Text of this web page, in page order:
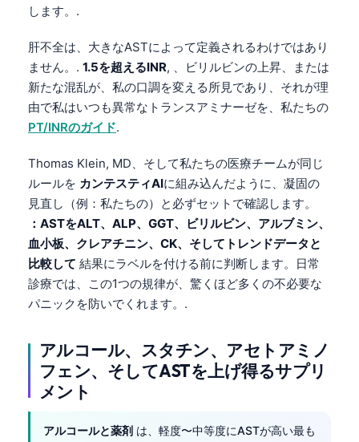
します。.
肝不全は、大きなASTによって定義されるわけではあり
ません。. 1.5を超えるINR, 、ビリルビンの上昇、または
新たな混乱が、私の口調を変える所見であり、それが理
由で私はいつも異常なトランスアミナーゼを、私たちの
PT/INRのガイド.
Thomas Klein, MD、そして私たちの医療チームが同じ
ルールを カンテスティAIに組み込んだように、凝固の
見直し（例：私たちの）と必ずセットで確認します。
：ASTをALT、ALP、GGT、ビリルビン、アルブミン、
血小板、クレアチニン、CK、そしてトレンドデータと
比較して 結果にラベルを付ける前に判断します。日常
診療では、この1つの規律が、驚くほど多くの不必要な
パニックを防いでくれます。.
アルコール、スタチン、アセトアミノ
フェン、そしてASTを上げ得るサプリ
メント
アルコールと薬剤 は、軽度〜中等度にASTが高い最も العربية المغربية
Afrikaans
Монгол
ພາສາລາວ
Cebuano
ئۇيغۇرچە
Кыргызча
Татар теле
Беларуская мова
Esperanto
Ślōnskŏ gŏdka
Norsk bokmål